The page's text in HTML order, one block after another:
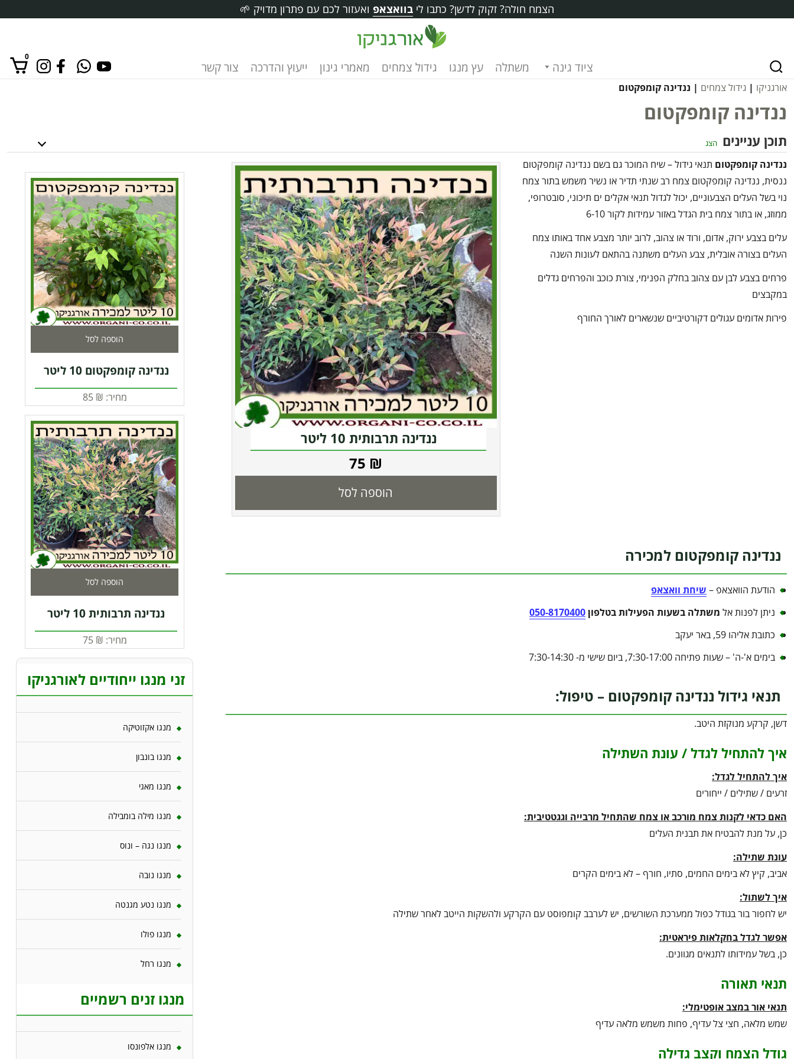
הצמח חולה? זקוק לדשן? כתבו לי בוואצאפ ואעזור לכם עם פתרון מדויק 🌱
ציוד גינה משתלה עץ מנגו גידול צמחים מאמרי גינון ייעוץ והדרכה צור קשר
0
אורגניקו | גידול צמחים | ננדינה קומפקטום
ננדינה קומפקטום
תוכן עניינים הצג
ננדינה תרבותית 10 ליטר
75 ₪
הוספה לסל
ננדינה קומפקטום תנאי גידול – שיח המוכר גם בשם ננדינה קומפקטום
ננסית, ננדינה קומפקטום צמח רב שנתי תדיר או נשיר משמש בתור צמח
נוי בשל העלים הצבעוניים, יכול לגדול תנאי אקלים ים תיכוני, סובטרופי,
ממוזג, או בתור צמח בית הגדל באזור עמידות לקור 6-10
עלים בצבע ירוק, אדום, ורוד או צהוב, לרוב יותר מצבע אחד באותו צמח
העלים בצורה אובלית, צבע העלים משתנה בהתאם לעונות השנה
פרחים בצבע לבן עם צהוב בחלק הפנימי, צורת כוכב והפרחים גדלים
במקבצים
פירות אדומים עגולים דקורטיביים שנשארים לאורך החורף
ננדינה קומפקטום למכירה
הודעת הוואצאפ – שיחת וואצאפ
ניתן לפנות אל משתלה בשעות הפעילות בטלפון050-8170400
כתובת אליהו 59, באר יעקב
בימים א'-ה' – שעות פתיחה 7:30-17:00, ביום שישי מ- 7:30-14:30
תנאי גידול ננדינה קומפקטום – טיפול:
דשן, קרקע מנוקזת היטב.
איך להתחיל לגדל / עונת השתילה
איך להתחיל לגדל:
זרעים / שתילים / ייחורים
האם כדאי לקנות צמח מורכב או צמח שהתחיל מרבייה וגגטטיבית:
כן, על מנת להבטיח את תבנית העלים
עונת שתילה:
אביב, קיץ לא בימים החמים, סתיו, חורף – לא בימים הקרים
איך לשתול:
יש לחפור בור בגודל כפול ממערכת השורשים, יש לערבב קומפוסט עם הקרקע ולהשקות הייטב לאחר שתילה
אפשר לגדל בחקלאות פיראטית:
כן, בשל עמידותו לתנאים מגוונים.
תנאי תאורה
תנאי אור במצב אופטימלי:
שמש מלאה, חצי צל עדיף, פחות משמש מלאה עדיף
גודל הצמח וקצב גדילה
הוספה לסל
ננדינה קומפקטום 10 ליטר
מחיר: ₪
85
הוספה לסל
ננדינה תרבותית 10 ליטר
מחיר: ₪
75
זני מנגו ייחודיים לאורגניקו
מנגו אקזוטיקה
מנגו בונבון
מנגו מאגי
מנגו מילה בומבילה
מנגו נגה – ונוס
מנגו נובה
מנגו נטע מגנטה
מנגו פולו
מנגו רחל
מנגו זנים רשמיים
מנגו אלפונסו